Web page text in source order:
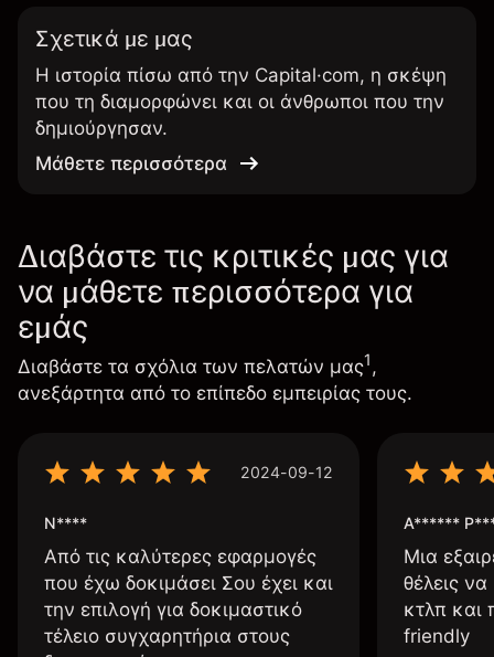
Σχετικά με μας
Η ιστορία πίσω από την Capital·com, η σκέψη
που τη διαμορφώνει και οι άνθρωποι που την
δημιούργησαν.
Μάθετε περισσότερα
Διαβάστε τις κριτικές μας για
να μάθετε περισσότερα για
εμάς
Διαβάστε τα σχόλια των πελατών μας1,
ανεξάρτητα από το επίπεδο εμπειρίας τους.
2024-09-12
N****
Από τις καλύτερες εφαρμογές
που έχω δοκιμάσει Σου έχει και
την επιλογή για δοκιμαστικό
τέλειο συγχαρητήρια στους
A******
Μια
θέλεις
κτλπ και
friendly